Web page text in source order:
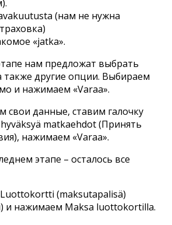
(нам не нужна
«jatka».
нам предложат выбрать
также другие опции. Выбираем
и нажимаем «Varaa».
свои данные, ставим галочку
matkaehdot (Принять
нажимаем «Varaa».
этапе – осталось все
(maksutapalisä)
и нажимаем Maksa luottokortilla.